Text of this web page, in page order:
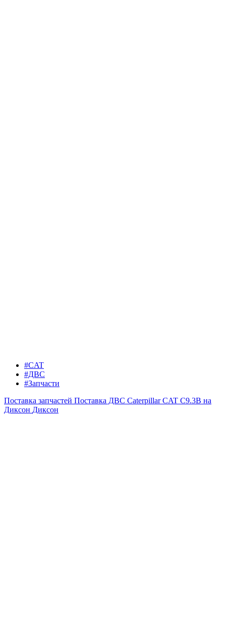
#CAT
#ДВС
#Запчасти
Поставка запчастей Поставка ДВС Caterpillar CAT C9.3B на
Диксон Диксон